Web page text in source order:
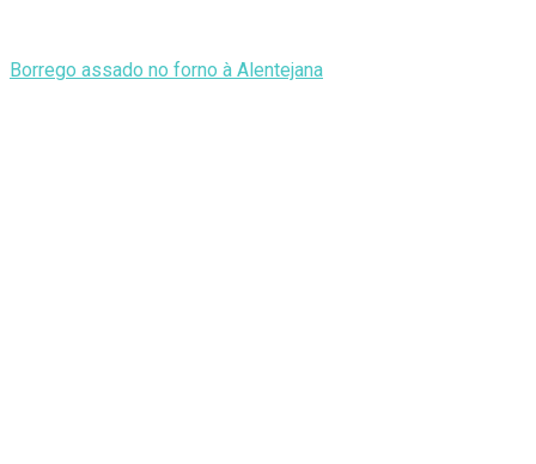
Borrego assado no forno à Alentejana